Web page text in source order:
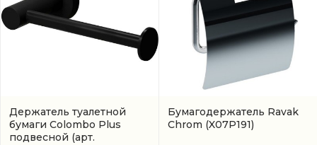
Держатель туалетной
бумаги Colombo Plus
подвесной (арт.
Бумагодержатель Ravak
Chrom (X07P191)